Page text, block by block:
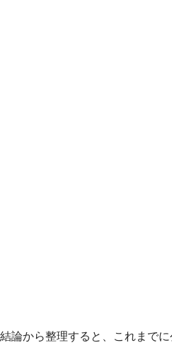
結論から整理すると、これまで